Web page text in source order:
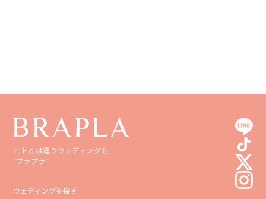
ヒトとは違うウェディングを
-ブラプラ-
ウェディングを探す